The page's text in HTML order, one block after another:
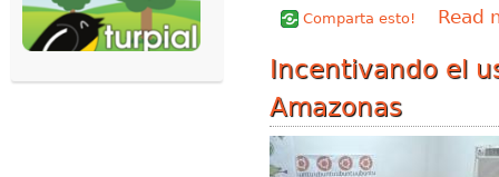
Comparta esto! Read
Incentivando el
Amazonas